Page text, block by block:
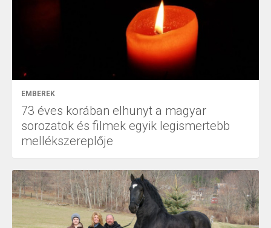
EMBEREK
73 éves korában elhunyt a magyar
sorozatok és filmek egyik legismertebb
mellékszereplője